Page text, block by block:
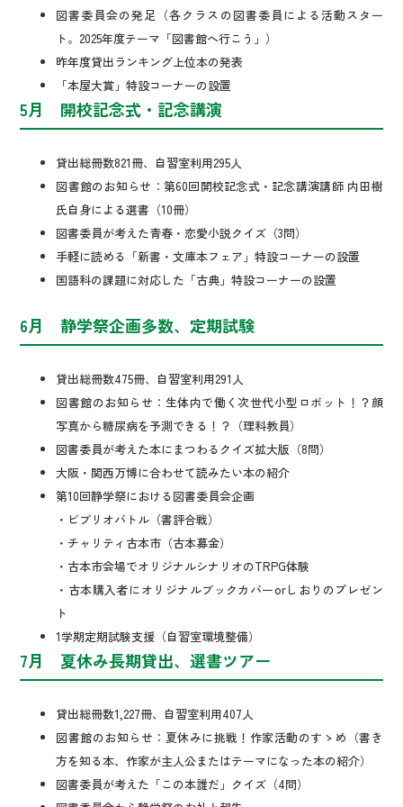
図書委員会の発足（各クラスの図書委員による活動スター
ト。2025年度テーマ「図書館へ行こう」）
昨年度貸出ランキング上位本の発表
「本屋大賞」特設コーナーの設置
5月 開校記念式・記念講演
貸出総冊数821冊、自習室利用295人
図書館のお知らせ：第60回開校記念式・記念講演講師 内田樹
氏自身による選書（10冊）
図書委員が考えた青春・恋愛小説クイズ（3問）
手軽に読める「新書・文庫本フェア」特設コーナーの設置
国語科の課題に対応した「古典」特設コーナーの設置
6月 静学祭企画多数、定期試験
貸出総冊数475冊、自習室利用291人
図書館のお知らせ：生体内で働く次世代小型ロボット！？顔
写真から糖尿病を予測できる！？（理科教員）
図書委員が考えた本にまつわるクイズ拡大版（8問）
大阪・関西万博に合わせて読みたい本の紹介
第10回静学祭における図書委員会企画
・ビブリオバトル（書評合戦）
・チャリティ古本市（古本募金）
・古本市会場でオリジナルシナリオのTRPG体験
・古本購入者にオリジナルブックカバーorしおりのプレゼン
ト
1学期定期試験支援（自習室環境整備）
7月 夏休み長期貸出、選書ツアー
貸出総冊数1,227冊、自習室利用407人
図書館のお知らせ：夏休みに挑戦！作家活動のすゝめ（書き
方を知る本、作家が主人公またはテーマになった本の紹介）
図書委員が考えた「この本誰だ」クイズ（4問）